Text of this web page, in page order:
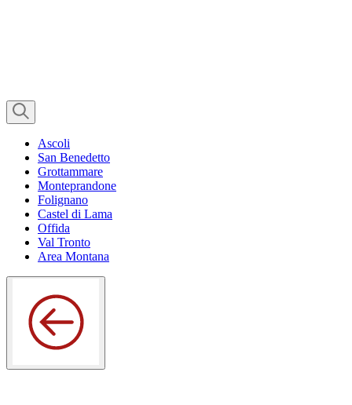
Ascoli
San Benedetto
Grottammare
Monteprandone
Folignano
Castel di Lama
Offida
Val Tronto
Area Montana